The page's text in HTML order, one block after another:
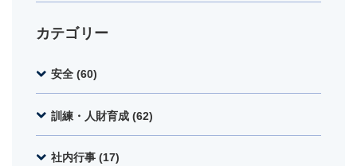
カテゴリー
安全 (60)
訓練・人財育成 (62)
社内行事 (17)